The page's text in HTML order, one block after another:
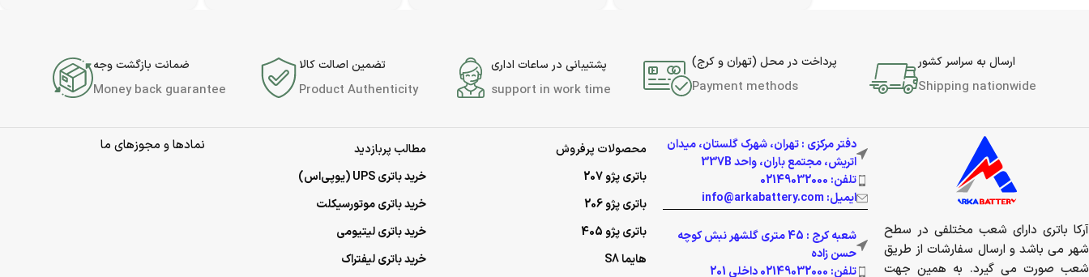
ارسال به سراسر کشور
Shipping nationwide
پرداخت در محل (تهران و کرج)
Payment methods
پشتیبانی در ساعات اداری
support in work time
تضمین اصالت کالا
Product Authenticity
ضمانت بازگشت وجه
Money back guarantee
آرکا باتری دارای شعب مختلفی در سطح
شهر می باشد و ارسال سفارشات از طریق
شعب صورت می گیرد. به همین جهت
دفتر مرکزی : تهران، شهرک گلستان، میدان
اتریش، مجتمع باران، واحد 337B
تلفن: 02149032000
ایمیل: info@arkabattery.com
شعبه کرج : 45 متری گلشهر نبش کوچه
حسن زاده
تلفن: 02149032000 داخلی 201
محصولات پرفروش
باتری پژو 207
باتری پژو 206
باتری پژو 405
هایما S8
مطالب پربازدید
خرید باتری UPS (یو‌پی‌اس)
خرید باتری موتورسیکلت
خرید باتری لیتیومی
خرید باتری لیفتراک
نمادها و مجوزهای ما